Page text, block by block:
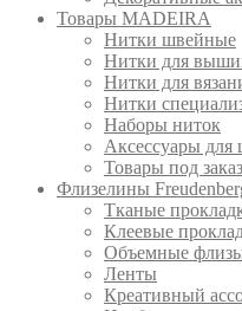
Товары MADEIRA
Нитки швейные
Нитки для
Нитки для
Нитки
Наборы ниток
Аксессуары
Товары под заказ
Флизелины
Тканые
Клеевые
Объемные
Ленты
Креативный